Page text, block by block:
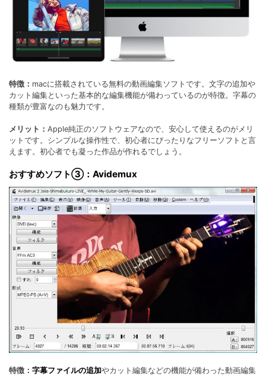
特徴： macに搭載されている無料の動画編集ソフトです。文字の追加や
カット編集といった基本的な編集機能が備わっているのが特徴。字幕の
種類が豊富なのも魅力です。
メリット： Apple純正のソフトウェアなので、安心して使えるのがメリ
ットです。シンプルな操作性で、初心者にぴったりなフリーソフトと言
えます。初心者でも凝った作品が作れるでしょう。
おすすめソフト③：Avidemux
特徴： 字幕ファイルの追加やカット編集などの機能が備わった動画編集